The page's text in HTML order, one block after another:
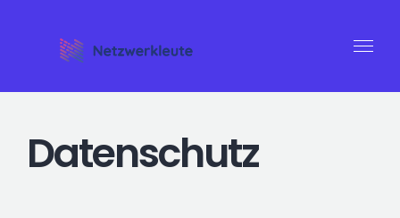
springen
Datenschutz